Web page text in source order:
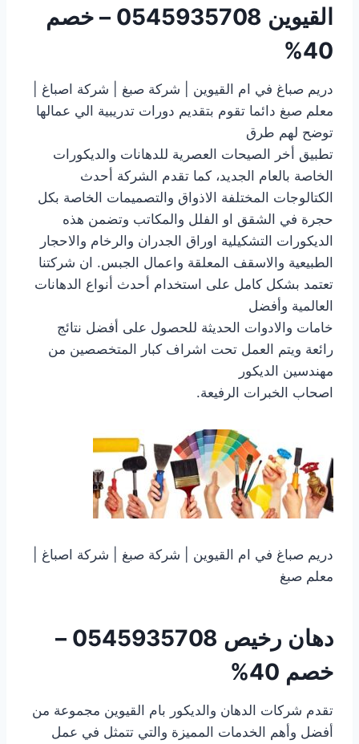
القيوين
0545935708 – خصم
40%
دريم صباغ في ام القيوين | شركة صبغ | شركة اصباغ |
معلم صبغ دائما تقوم بتقديم دورات تدريبية الي عمالها
توضح لهم طرق
تطبيق أخر الصيحات العصرية للدهانات والديكورات
الخاصة بالعام الجديد، كما تقدم الشركة أحدث
الكتالوجات المختلفة الاذواق والتصميمات الخاصة بكل
حجرة في الشقق او الفلل والمكاتب وتضمن هذه
الديكورات التشكيلية اوراق الجدران والرخام والاحجار
الطبيعية والاسقف المعلقة واعمال الجبس. ان شركتنا
تعتمد بشكل كامل على استخدام أحدث أنواع الدهانات
العالمية وأفضل
خامات والادوات الحديثة للحصول على أفضل نتائج
رائعة ويتم العمل تحت اشراف كبار المتخصصين من
مهندسين الديكور
اصحاب الخبرات الرفيعة.
دريم صباغ في ام القيوين | شركة صبغ | شركة اصباغ |
معلم صبغ
‏دهان رخيص
0545935708 –
خصم 40%
تقدم شركات الدهان والديكور بام القيوين مجموعة من
أفضل وأهم الخدمات المميزة والتي تتمثل في عمل